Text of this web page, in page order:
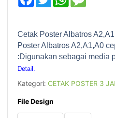
Cetak Poster Albatros
Poster Albatros A2,A1,A0
:Digunakan sebagai media
Detail.
Kategori: CETAK POSTER 3
File Design